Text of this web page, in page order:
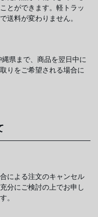
とができます。軽トラッ
送料が変わりません。
県まで、商品を翌日中に
りをご希望される場合に
による注文のキャンセル
分にご検討の上でお申し
。